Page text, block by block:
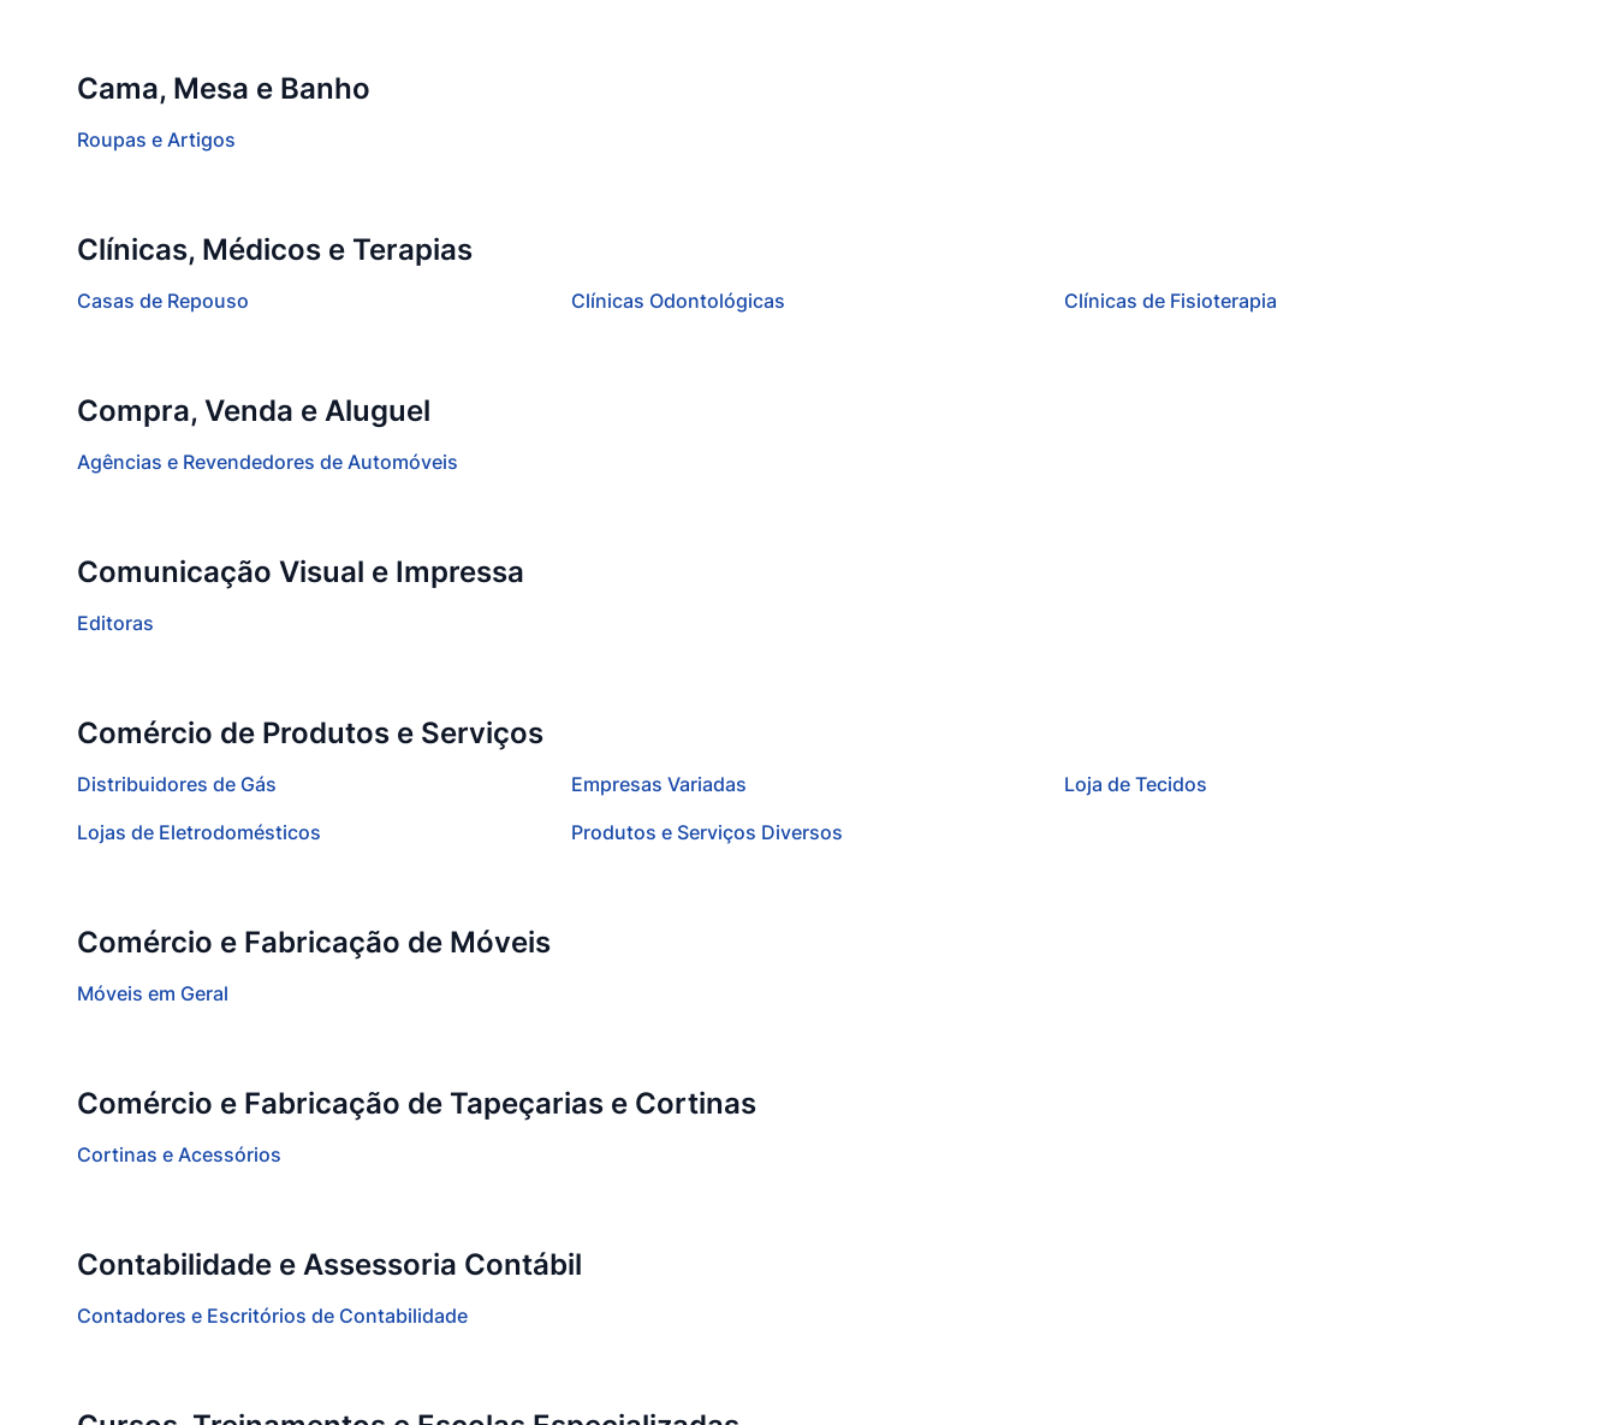
Cama, Mesa e Banho
Roupas e Artigos
Clínicas, Médicos e Terapias
Casas de Repouso Clínicas Odontológicas Clínicas de Fisioterapia
Compra, Venda e Aluguel
Agências e Revendedores de Automóveis
Comunicação Visual e Impressa
Editoras
Comércio de Produtos e Serviços
Distribuidores de Gás Empresas Variadas
Loja de Tecidos
Lojas de Eletrodomésticos
Produtos e Serviços Diversos
Comércio e Fabricação de Móveis
Móveis em Geral
Comércio e Fabricação de Tapeçarias e Cortinas
Cortinas e Acessórios
Contabilidade e Assessoria Contábil
Contadores e Escritórios de Contabilidade